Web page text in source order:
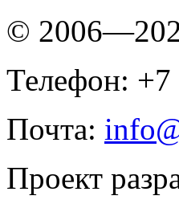
©
Телефон:
Почта:
Проект